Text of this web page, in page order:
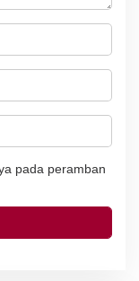
pada peramban